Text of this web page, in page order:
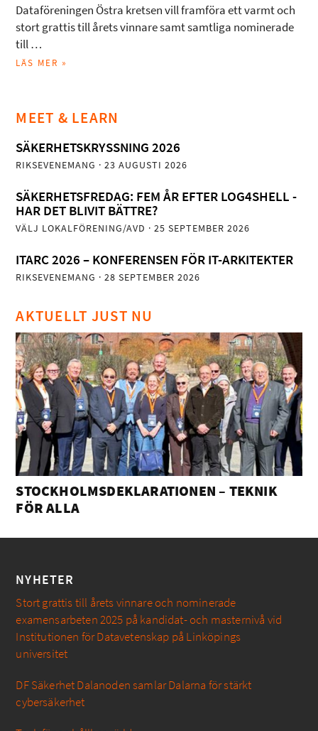
Dataföreningen Östra kretsen vill framföra ett varmt och
stort grattis till årets vinnare samt samtliga nominerade
till …
LÄS MER »
MEET & LEARN
SÄKERHETSKRYSSNING 2026
RIKSEVENEMANG · 23 AUGUSTI 2026
SÄKERHETSFREDAG: FEM ÅR EFTER LOG4SHELL -
HAR DET BLIVIT BÄTTRE?
VÄLJ LOKALFÖRENING/AVD · 25 SEPTEMBER 2026
ITARC 2026 – KONFERENSEN FÖR IT-ARKITEKTER
RIKSEVENEMANG · 28 SEPTEMBER 2026
AKTUELLT JUST NU
STOCKHOLMSDEKLARATIONEN – TEKNIK
FÖR ALLA
NYHETER
Stort grattis till årets vinnare och nominerade
examensarbeten 2025 på kandidat- och masternivå vid
Institutionen för Datavetenskap på Linköpings
universitet
DF Säkerhet Dalanoden samlar Dalarna för stärkt
cybersäkerhet